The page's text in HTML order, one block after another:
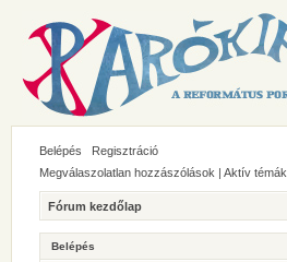
Belépés
Regisztráció
Megválaszolatlan hozzászólások | Aktív témák
Fórum kezdőlap
Belépés